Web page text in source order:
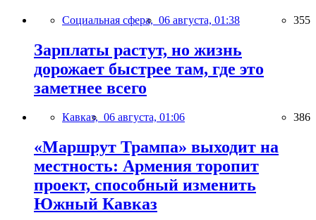
Социальная сфера, 06 августа, 01:38 355
Зарплаты растут, но жизнь
дорожает быстрее там, где это
заметнее всего
Кавказ, 06 августа, 01:06 386
«Маршрут Трампа» выходит на
местность: Армения торопит
проект, способный изменить
Южный Кавказ